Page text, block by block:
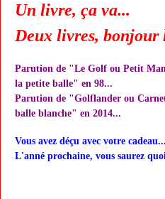
Un livre, ça va...
Deux livres, bonjour
Parution de "Le Golf ou Petit
la petite balle" en 98...
Parution de "Golflander ou
balle blanche" en 2014...
Vous avez déçu avec votre cadeau...
L'anné prochaine, vous saurez